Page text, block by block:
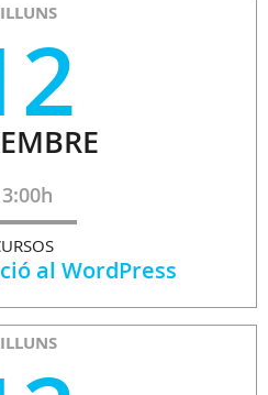
al WordPress